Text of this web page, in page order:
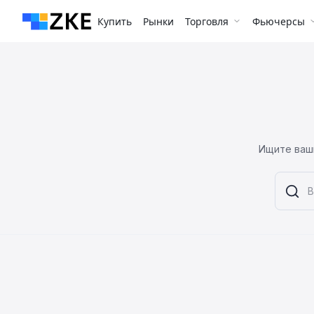
Купить Рынки Торговля Фьючерсы
Ищите